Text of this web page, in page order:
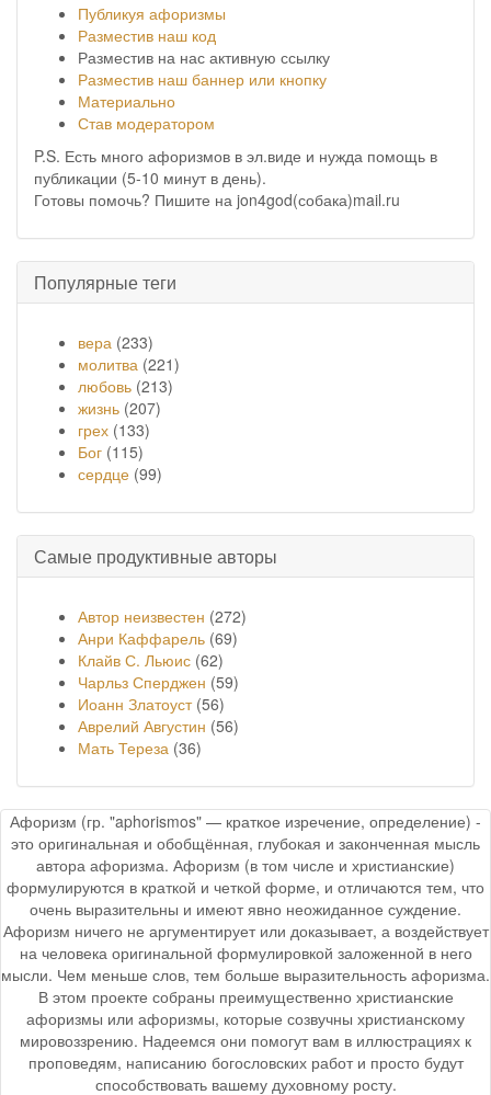
Публикуя афоризмы
Разместив наш код
Разместив на нас активную ссылку
Разместив наш баннер или кнопку
Материально
Став модератором
P.S. Есть много афоризмов в эл.виде и нужда помощь в
публикации (5-10 минут в день).
Готовы помочь? Пишите на jon4god(собака)mail.ru
Популярные теги
вера (233)
молитва (221)
любовь (213)
жизнь (207)
грех (133)
Бог (115)
сердце (99)
Самые продуктивные авторы
Автор неизвестен (272)
Анри Каффарель (69)
Клайв С. Льюис (62)
Чарльз Сперджен (59)
Иоанн Златоуст(56)
Аврелий Августин (56)
Мать Тереза (36)
Афоризм (гр. "aphorismos" — краткое изречение, определение) -
это оригинальная и обобщённая, глубокая и законченная мысль
автора афоризма. Афоризм (в том числе и христианские)
формулируются в краткой и четкой форме, и отличаются тем, что
очень выразительны и имеют явно неожиданное суждение.
Афоризм ничего не аргументирует или доказывает, а воздействует
на человека оригинальной формулировкой заложенной в него
мысли. Чем меньше слов, тем больше выразительность афоризма.
В этом проекте собраны преимущественно христианские
афоризмы или афоризмы, которые созвучны христианскому
мировоззрению. Надеемся они помогут вам в иллюстрациях к
проповедям, написанию богословских работ и просто будут
способствовать вашему духовному росту.